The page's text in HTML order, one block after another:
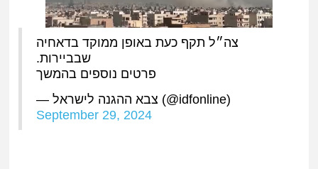
צה״ל תקף כעת באופן ממוקד בדאחיה
שבביירות.
פרטים נוספים בהמשך
— צבא ההגנה לישראל (@idfonline)
September 29, 2024